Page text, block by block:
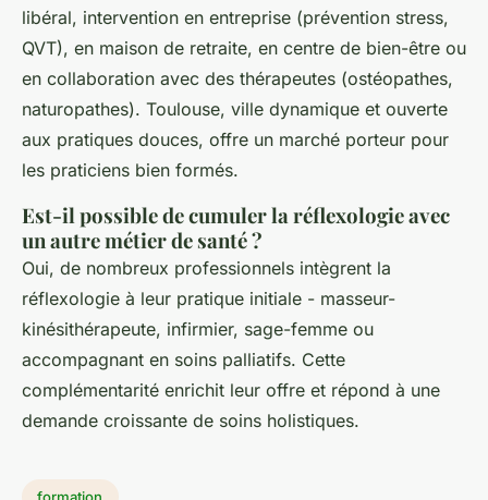
libéral, intervention en entreprise (prévention stress,
QVT), en maison de retraite, en centre de bien-être ou
en collaboration avec des thérapeutes (ostéopathes,
naturopathes). Toulouse, ville dynamique et ouverte
aux pratiques douces, offre un marché porteur pour
les praticiens bien formés.
Est-il possible de cumuler la réflexologie avec
un autre métier de santé ?
Oui, de nombreux professionnels intègrent la
réflexologie à leur pratique initiale - masseur-
kinésithérapeute, infirmier, sage-femme ou
accompagnant en soins palliatifs. Cette
complémentarité enrichit leur offre et répond à une
demande croissante de soins holistiques.